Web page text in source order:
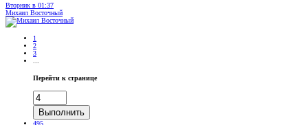
Вторник в 01:37
Михаил Восточный
1
2
3
...
Перейти к странице
Выполнить
495